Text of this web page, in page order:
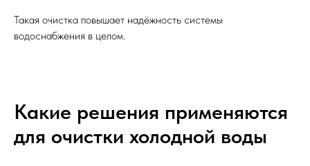
Такая очистка повышает надёжность системы
водоснабжения в целом.
Какие решения применяются
для очистки холодной воды